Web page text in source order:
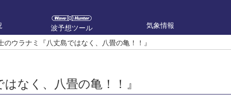
波予想ツール 気象情報
のウラナミ『八丈島ではなく、八畳の亀！！』
なく、八畳の亀！！』